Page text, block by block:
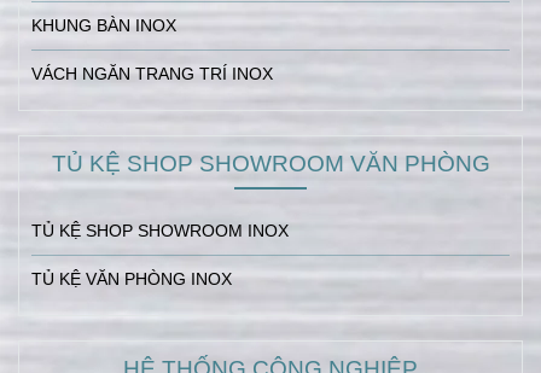
KHUNG BÀN INOX
VÁCH NGĂN TRANG TRÍ INOX
TỦ KỆ SHOP SHOWROOM VĂN PHÒNG
TỦ KỆ SHOP SHOWROOM INOX
TỦ KỆ VĂN PHÒNG INOX